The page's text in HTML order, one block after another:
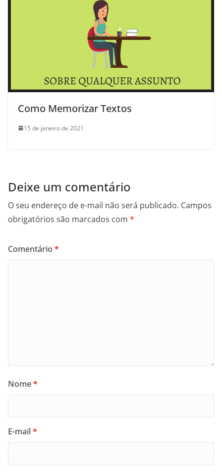
Como Memorizar Textos
15 de janeiro de 2021
Deixe um comentário
O seu endereço de e-mail não será publicado. Campos
obrigatórios são marcados com *
Comentário *
Nome*
E-mail*